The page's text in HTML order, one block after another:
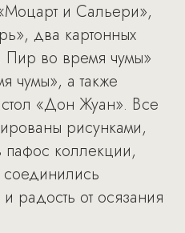
и Сальери»,
два картонных
Пир во время чумы»
чумы», а также
«Дон Жуан». Все
рисунками,
пафос коллекции,
соединились
радость от осязания